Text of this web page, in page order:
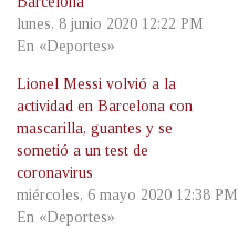
lunes, 8 junio 2020 12:22 PM
En «Deportes»
Lionel Messi volvió a la
actividad en Barcelona con
mascarilla, guantes y se
sometió a un test de
coronavirus
miércoles, 6 mayo 2020 12:38 PM
En «Deportes»